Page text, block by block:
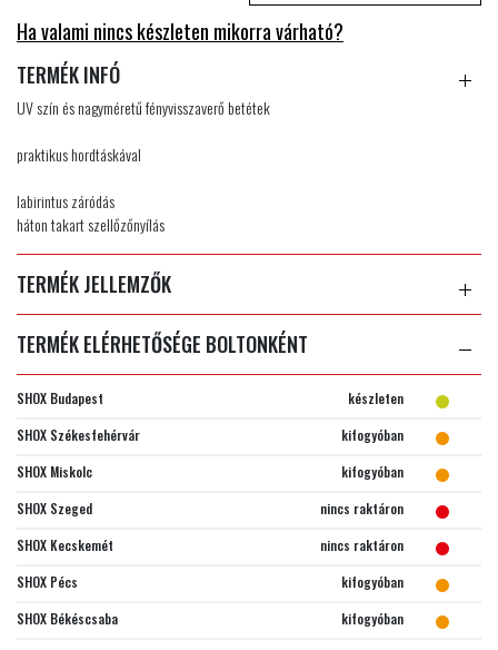
Ha valami nincs készleten mikorra várható?
TERMÉK INFÓ
UV szín és nagyméretű fényvisszaverő betétek
praktikus hordtáskával
labirintus záródás
háton takart szellőzőnyílás
TERMÉK JELLEMZŐK
TERMÉK ELÉRHETŐSÉGE BOLTONKÉNT
SHOX Budapest
készleten
SHOX Székesfehérvár
kifogyóban
SHOX Miskolc
kifogyóban
SHOX Szeged
nincs raktáron
SHOX Kecskemét
nincs raktáron
SHOX Pécs
kifogyóban
SHOX Békéscsaba
kifogyóban